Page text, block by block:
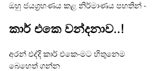
ඔහු ජයග්‍රහණය කළ නිර්මාණය පහතින් -
කාර් එකෙ වන්දනාව..!
අරන් එද්දි කාර් එකෙ-මට හිතුනෙම
බෙහෙත් ගන්න